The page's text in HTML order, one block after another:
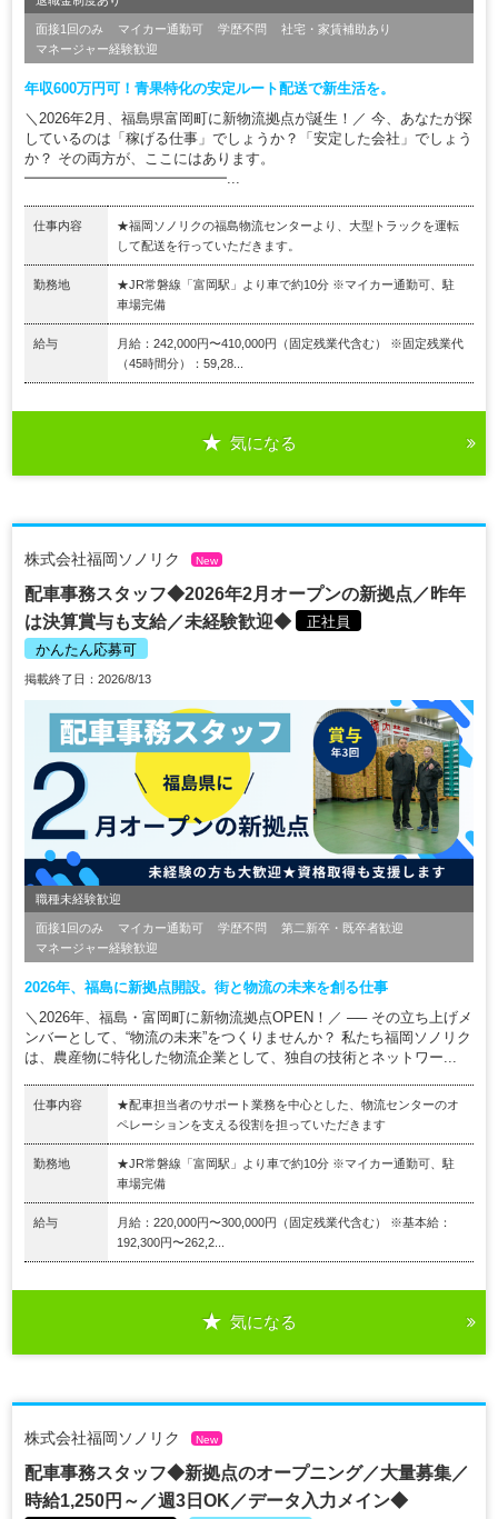
面接1回のみ マイカー通勤可 学歴不問
社宅・家賃補助あり
マネージャー経験歓迎
年収600万円可！青果特化の安定ルート配送で新生活を。
＼2026年2月、福島県富岡町に新物流拠点が誕生！／ 今、あなたが探
しているのは「稼げる仕事」でしょうか？「安定した会社」でしょう
か？ その両方が、ここにはあります。
━━━━━━━━━━━━━━...
仕事内容
★福岡ソノリクの福島物流センターより、大型トラックを運転
して配送を行っていただきます。
勤務地
★JR常磐線「富岡駅」より車で約10分 ※マイカー通勤可、駐
車場完備
給与
月給：242,000円〜410,000円（固定残業代含む） ※固定残業代
（45時間分）：59,28...
気になる
株式会社福岡ソノリク New
配車事務スタッフ◆2026年2月オープンの新拠点／昨年
は決算賞与も支給／未経験歓迎◆
正社員
かんたん応募可
掲載終了日：2026/8/13
職種未経験歓迎
面接1回のみ マイカー通勤可 学歴不問
第二新卒・既卒者歓迎
マネージャー経験歓迎
2026年、福島に新拠点開設。街と物流の未来を創る仕事
＼2026年、福島・富岡町に新物流拠点OPEN！／ ── その立ち上げメ
ンバーとして、“物流の未来”をつくりませんか？ 私たち福岡ソノリク
は、農産物に特化した物流企業として、独自の技術とネットワー...
仕事内容
★配車担当者のサポート業務を中心とした、物流センターのオ
ペレーションを支える役割を担っていただきます
勤務地
★JR常磐線「富岡駅」より車で約10分 ※マイカー通勤可、駐
車場完備
給与
月給：220,000円〜300,000円（固定残業代含む） ※基本給：
192,300円〜262,2...
気になる
株式会社福岡ソノリク New
配車事務スタッフ◆新拠点のオープニング／大量募集／
時給1,250円～／週3日OK／データ入力メイン◆